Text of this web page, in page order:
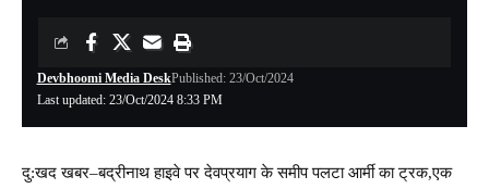
Last updated: 23/Oct/2024 8:33 PM
Devbhoomi Media DeskPublished: 23/Oct/2024
दु:खद खबर–बद्रीनाथ हाइवे पर देवप्रयाग के समीप पलटा आर्मी का ट्रक,एक